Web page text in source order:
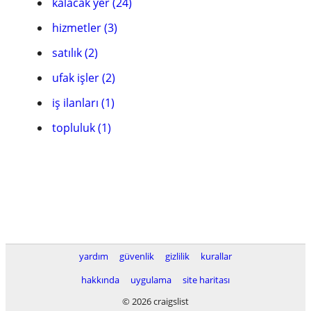
hizmetler (3)
satılık (2)
ufak işler (2)
iş ilanları (1)
topluluk (1)
yardım güvenlik gizlilik
kurallar
hakkında
uygulama
site haritası
© 2026 craigslist